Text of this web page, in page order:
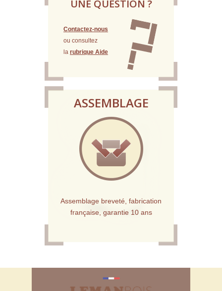
UNE QUESTION ?
Contactez-nous
ou consultez
la rubrique Aide
ASSEMBLAGE
Assemblage breveté, fabrication
française, garantie 10 ans